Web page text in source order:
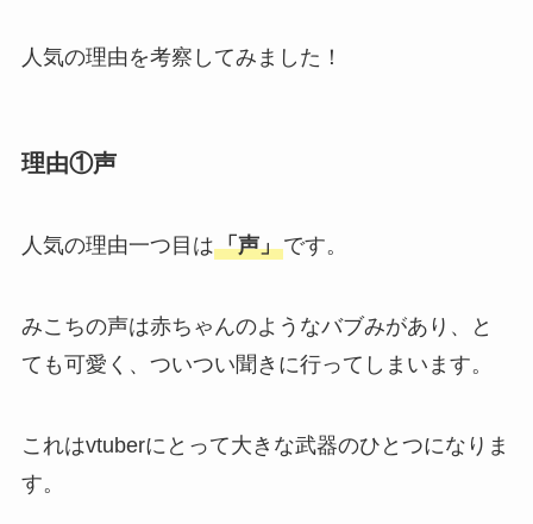
人気の理由を考察してみました！
理由①声
人気の理由一つ目は「声」です。
みこちの声は赤ちゃんのようなバブみがあり、と
ても可愛く、ついつい聞きに行ってしまいます。
これはvtuberにとって大きな武器のひとつになりま
す。